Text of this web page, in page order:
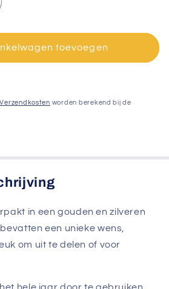
toevoegen
Verzendkosten worden berekend bij de
in een gouden en zilveren
een unieke wens,
om uit te delen of voor